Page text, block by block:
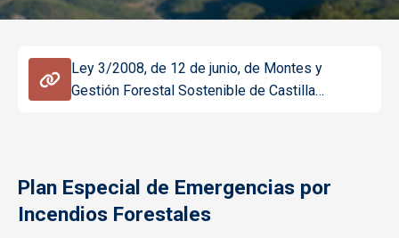
Ley 3/2008, de 12 de junio, de Montes y
Gestión Forestal Sostenible de Castilla…
Plan Especial de Emergencias por
Incendios Forestales